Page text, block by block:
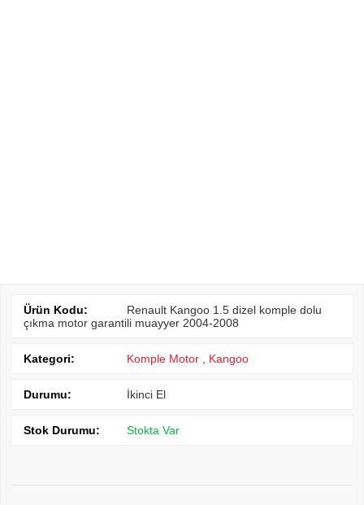
Ürün Kodu:
Renault Kangoo 1.5 dizel komple dolu
çıkma motor garantili muayyer 2004-2008
Kategori: Komple Motor Kangoo
Durumu: İkinci El
Stok Durumu: Stokta Var